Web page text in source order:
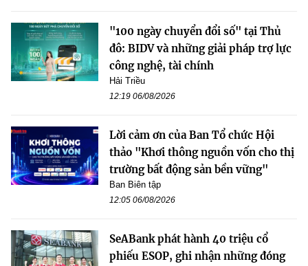
"100 ngày chuyển đổi số" tại Thủ
đô: BIDV và những giải pháp trợ lực
công nghệ, tài chính
Hải Triều
12:19 06/08/2026
Lời cảm ơn của Ban Tổ chức Hội
thảo "Khơi thông nguồn vốn cho thị
trường bất động sản bền vững"
Ban Biên tập
12:05 06/08/2026
SeABank phát hành 40 triệu cổ
phiếu ESOP, ghi nhận những đóng